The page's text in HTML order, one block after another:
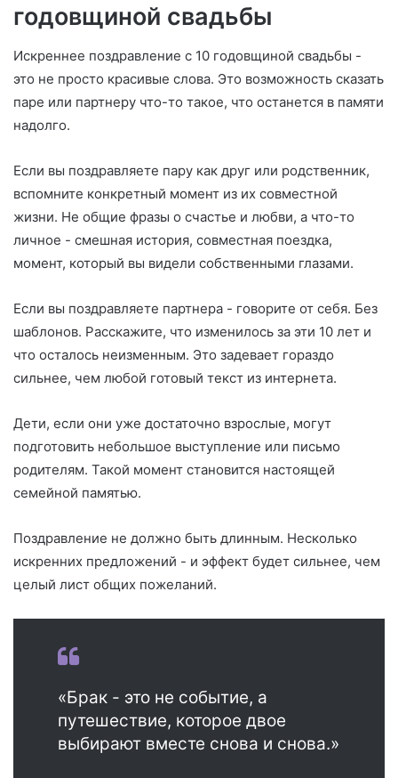
годовщиной свадьбы
Искреннее поздравление с 10 годовщиной свадьбы -
это не просто красивые слова. Это возможность сказать
паре или партнеру что-то такое, что останется в памяти
надолго.
Если вы поздравляете пару как друг или родственник,
вспомните конкретный момент из их совместной
жизни. Не общие фразы о счастье и любви, а что-то
личное - смешная история, совместная поездка,
момент, который вы видели собственными глазами.
Если вы поздравляете партнера - говорите от себя. Без
шаблонов. Расскажите, что изменилось за эти 10 лет и
что осталось неизменным. Это задевает гораздо
сильнее, чем любой готовый текст из интернета.
Дети, если они уже достаточно взрослые, могут
подготовить небольшое выступление или письмо
родителям. Такой момент становится настоящей
семейной памятью.
Поздравление не должно быть длинным. Несколько
искренних предложений - и эффект будет сильнее, чем
целый лист общих пожеланий.
«Брак - это не событие, а
путешествие, которое двое
выбирают вместе снова и снова.»